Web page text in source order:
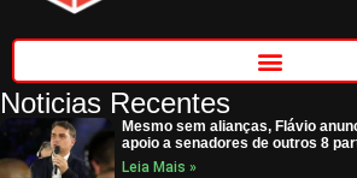
Noticias Recentes
Mesmo sem alianças, Flávio
apoio a senadores de outros 8
Leia Mais »